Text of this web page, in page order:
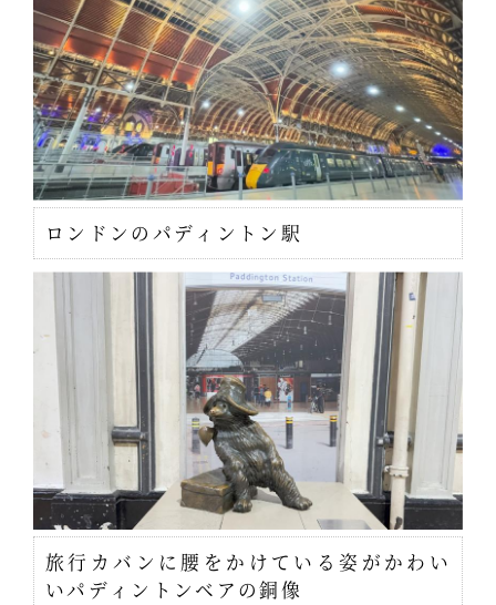
ロンドンのパディントン駅
旅行カバンに腰をかけている姿がかわい
いパディントンベアの銅像